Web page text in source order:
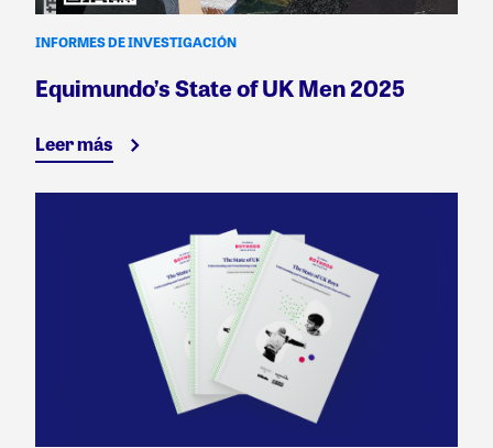
INFORMES DE INVESTIGACIÓN
Equimundo’s State of UK Men 2025
Leer más